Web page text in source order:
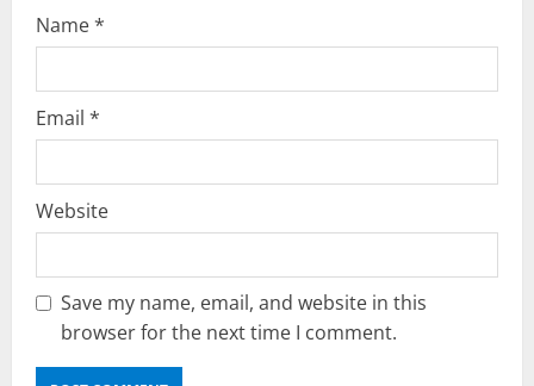
Name*
Email *
Website
Save my name, email, and website in this
browser for the next time I comment.